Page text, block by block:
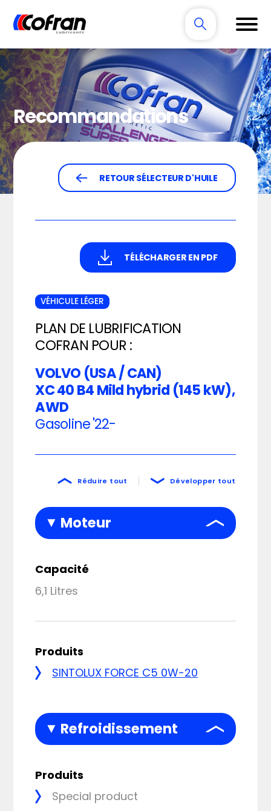
Recommandations
RETOUR SÉLECTEUR D'HUILE
TÉLÉCHARGER EN PDF
VÉHICULE LÉGER
PLAN DE LUBRIFICATION
COFRAN POUR :
VOLVO (USA / CAN)
XC 40 B4 Mild hybrid (145 kW),
AWD
Gasoline'22-
Réduire tout Développer tout
Moteur
Capacité
6,1 Litres
Produits
SINTOLUX FORCE C5 0W-20
Refroidissement
Produits
Special product